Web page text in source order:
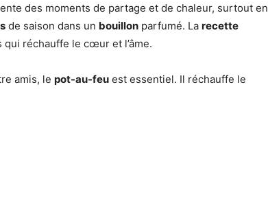
des moments de partage et de chaleur, surtout en
de saison dans un bouillon parfumé. La recette
réchauffe le cœur et l’âme.
amis, le pot-au-feu est essentiel. Il réchauffe le